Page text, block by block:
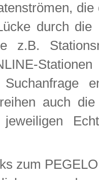
durch die
z.B.
auch
zum